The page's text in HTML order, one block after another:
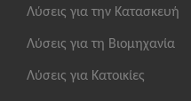
Λύσεις για την Κατασκευή
Λύσεις για τη Βιομηχανία
Λύσεις για Κατοικίες